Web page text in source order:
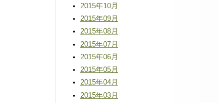
2015年10月
2015年09月
2015年08月
2015年07月
2015年06月
2015年05月
2015年04月
2015年03月